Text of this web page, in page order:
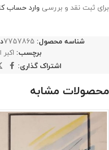
برای ثبت نقد و بررسی وارد حساب
شناسه محصول: 7757865
برچسب: اکبر
اشتراک گذاری:
محصولات مشابه